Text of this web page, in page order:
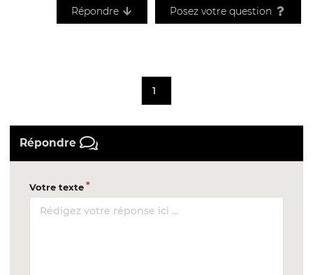
Répondre Posez votre question
1
Répondre
Votre texte